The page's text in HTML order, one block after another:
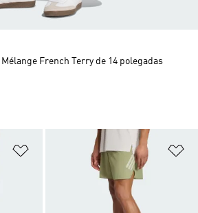
Adicionar à Lista de Desejos
French Terry de 14 polegadas